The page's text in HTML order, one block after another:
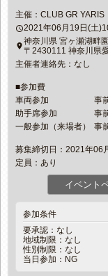
主催：CLUB GR YARIS
access_time2021年06月19日(土
place神奈川県 宮ヶ瀬湖畔
〒2430111 神奈川県
主催者連絡先：なし
■参加費
車両参加
事
助手席参加
事
一般参加（来場者）
事
募集締切日：2021年06
定員：あり
イベント
参加条件
要承認：なし
地域制限：なし
性別制限：なし
当日参加：NG